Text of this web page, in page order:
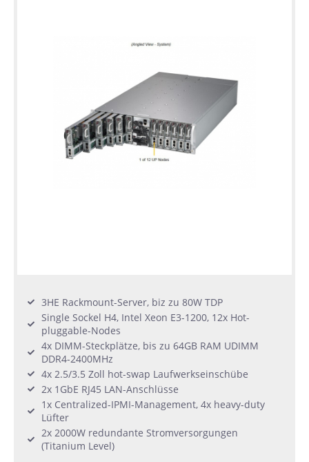
3HE Rackmount-Server, biz zu 80W TDP
Single Sockel H4, Intel Xeon E3-1200, 12x Hot-
pluggable-Nodes
4x DIMM-Steckplätze, bis zu 64GB RAM UDIMM
DDR4-2400MHz
4x 2.5/3.5 Zoll hot-swap Laufwerkseinschübe
2x 1GbE RJ45 LAN-Anschlüsse
1x Centralized-IPMI-Management, 4x heavy-duty
Lüfter
2x 2000W redundante Stromversorgungen
(Titanium Level)